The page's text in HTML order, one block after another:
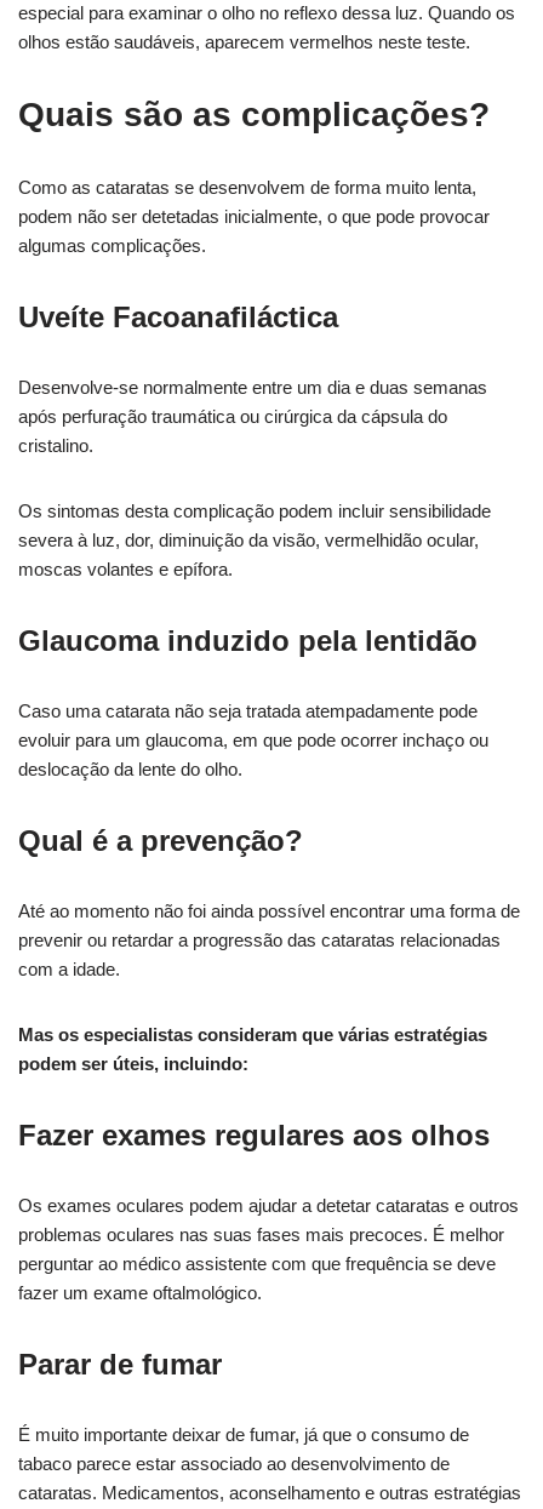
especial para examinar o olho no reflexo dessa luz. Quando os
olhos estão saudáveis, aparecem vermelhos neste teste.
Quais são as complicações?
Como as cataratas se desenvolvem de forma muito lenta,
podem não ser detetadas inicialmente, o que pode provocar
algumas complicações.
Uveíte Facoanafiláctica
Desenvolve-se normalmente entre um dia e duas semanas
após perfuração traumática ou cirúrgica da cápsula do
cristalino.
Os sintomas desta complicação podem incluir sensibilidade
severa à luz, dor, diminuição da visão, vermelhidão ocular,
moscas volantes e epífora.
Glaucoma induzido pela lentidão
Caso uma catarata não seja tratada atempadamente pode
evoluir para um glaucoma, em que pode ocorrer inchaço ou
deslocação da lente do olho.
Qual é a prevenção?
Até ao momento não foi ainda possível encontrar uma forma de
prevenir ou retardar a progressão das cataratas relacionadas
com a idade.
Mas os especialistas consideram que várias estratégias
podem ser úteis, incluindo:
Fazer exames regulares aos olhos
Os exames oculares podem ajudar a detetar cataratas e outros
problemas oculares nas suas fases mais precoces. É melhor
perguntar ao médico assistente com que frequência se deve
fazer um exame oftalmológico.
Parar de fumar
É muito importante deixar de fumar, já que o consumo de
tabaco parece estar associado ao desenvolvimento de
cataratas. Medicamentos, aconselhamento e outras estratégias